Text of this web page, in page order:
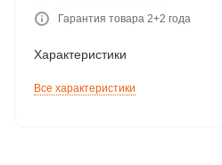
Гарантия товара 2+2 года
Характеристики
Все характеристики